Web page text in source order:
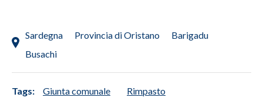
Sardegna Provincia di Oristano
Barigadu
Busachi
Tags: Giunta comunale Rimpasto